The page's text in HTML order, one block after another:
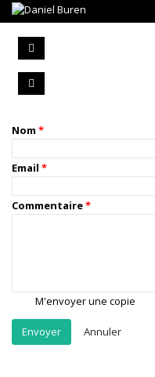
Nom
Email
Commentaire
M'envoyer une copie
Annuler